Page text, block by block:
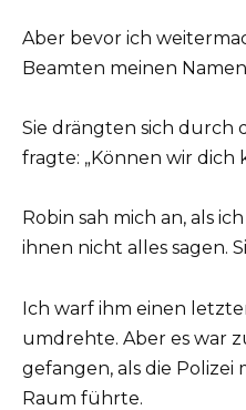
Aber bevor ich
Beamten meinen Namen
Sie drängten sich durch
fragte: „Können wir dich
Robin sah mich an, als
ihnen nicht alles sagen.
Ich warf ihm einen
umdrehte. Aber es war
gefangen, als die Polizei
Raum führte.